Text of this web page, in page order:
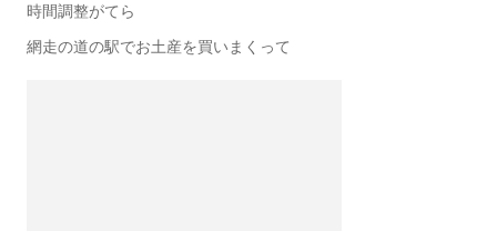
時間調整がてら
網走の道の駅でお土産を買いまくって